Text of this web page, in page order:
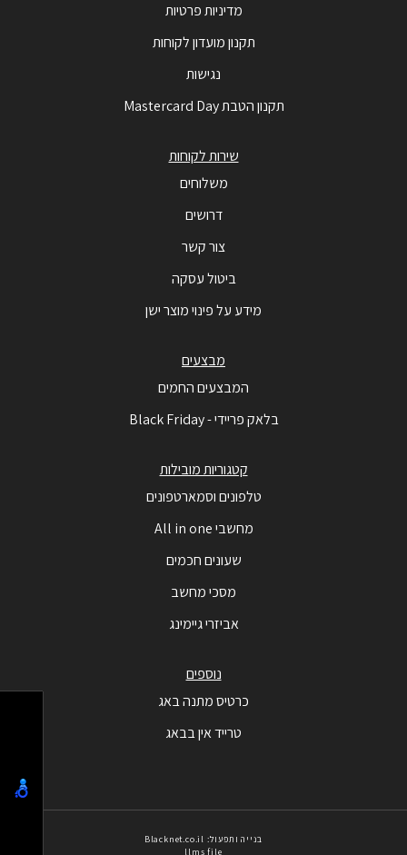
מדיניות פרטיות
תקנון מועדון לקוחות
נגישות
תקנון הטבת Mastercard Day
שירות לקוחות
משלוחים
דרושים
צור קשר
ביטול עסקה
מידע על פינוי מוצר ישן
מבצעים
המבצעים החמים
בלאק פריידי - Black Friday
קטגוריות מובילות
טלפונים וסמארטפונים
מחשבי All in one
שעונים חכמים
מסכי מחשב
אביזרי גיימינג
נוספים
כרטיס מתנה באג
טרייד אין בבאג
בנייה ותפעול: Blacknet.co.il
llms file